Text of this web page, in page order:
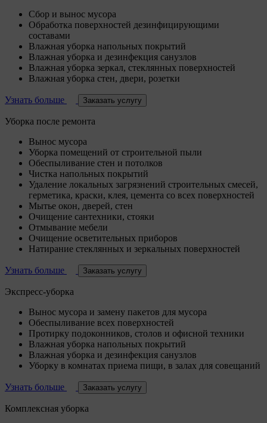
Сбор и вынос мусора
Обработка поверхностей дезинфицирующими
составами
Влажная уборка напольных покрытий
Влажная уборка и дезинфекция санузлов
Влажная уборка зеркал, стеклянных поверхностей
Влажная уборка стен, двери, розетки
Узнать больше Заказать услугу
Уборка после ремонта
Вынос мусора
Уборка помещений от строительной пыли
Обеспыливание стен и потолков
Чистка напольных покрытий
Удаление локальных загрязнений строительных смесей,
герметика, краски, клея, цемента со всех поверхностей
Мытье окон, дверей, стен
Очищение сантехники, стояки
Отмывание мебели
Очищение осветительных приборов
Натирание стеклянных и зеркальных поверхностей
Узнать больше Заказать услугу
Экспресс-уборка
Вынос мусора и замену пакетов для мусора
Обеспыливание всех поверхностей
Протирку подоконников, столов и офисной техники
Влажная уборка напольных покрытий
Влажная уборка и дезинфекция санузлов
Уборку в комнатах приема пищи, в залах для совещаний
Узнать больше Заказать услугу
Комплексная уборка